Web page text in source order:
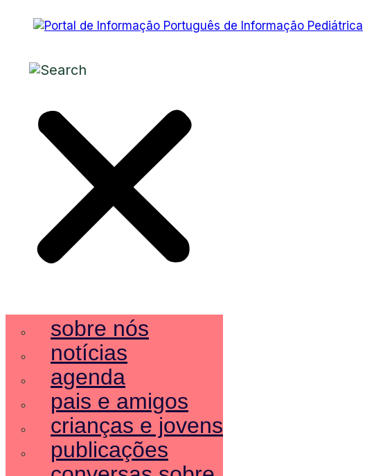
sobre nós
notícias
agenda
pais e amigos
crianças e jovens
publicações